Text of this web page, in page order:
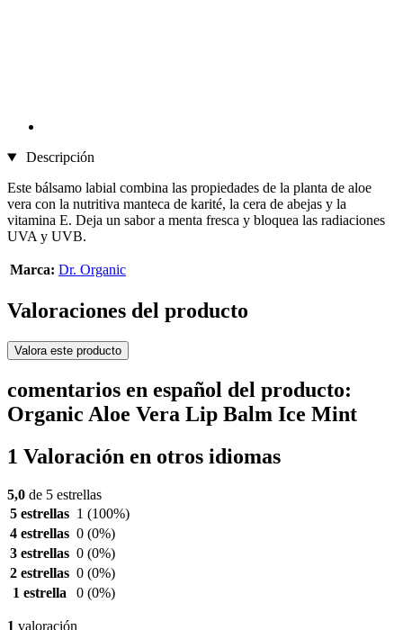
Descripción
Este bálsamo labial combina las propiedades de la planta de aloe
vera con la nutritiva manteca de karité, la cera de abejas y la
vitamina E. Deja un sabor a menta fresca y bloquea las radiaciones
UVA y UVB.
Marca: Dr. Organic
Valoraciones del producto
Valora este producto
comentarios en español del producto:
Organic Aloe Vera Lip Balm Ice Mint
1 Valoración en otros idiomas
5,0 de 5 estrellas
5 estrellas 1 (100%)
4 estrellas 0 (0%)
3 estrellas 0 (0%)
2 estrellas 0 (0%)
1 estrella
0 (0%)
1 valoración